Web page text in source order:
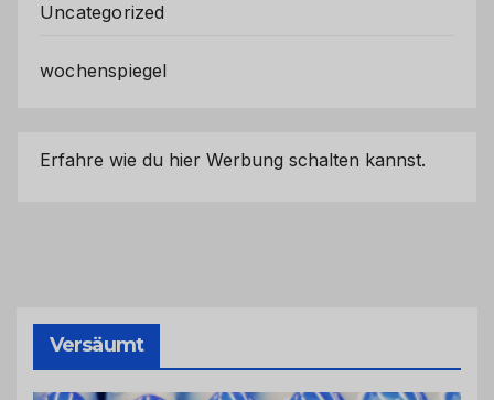
Uncategorized
wochenspiegel
Erfahre wie du hier Werbung schalten kannst.
Versäumt